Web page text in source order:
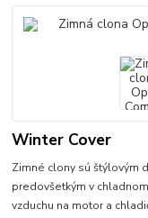
Winter Cover
Zimné clony sú štýlovým
predovšetkým v
vzduchu na motor a